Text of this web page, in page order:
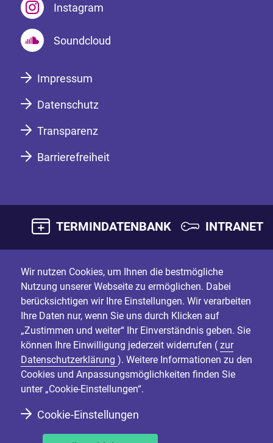
Instagram
Soundcloud
Impressum
Datenschutz
Transparenz
Barrierefreiheit
TERMINDATENBANK INTRANET
Wir nutzen Cookies, um Ihnen die bestmögliche
Nutzung unserer Webseite zu ermöglichen. Dabei
berücksichtigen wir Ihre Einstellungen. Wir verarbeiten
Ihre Daten nur, wenn Sie uns durch Klicken auf
„Zustimmen und weiter“ Ihr Einverständnis geben. Sie
können Ihre Einwilligung jederzeit widerrufen ( zur
Datenschutzerklärung ). Weitere Informationen zu den
Cookies und Anpassungsmöglichkeiten finden Sie
unter „Cookie-Einstellungen“.
Cookie-Einstellungen